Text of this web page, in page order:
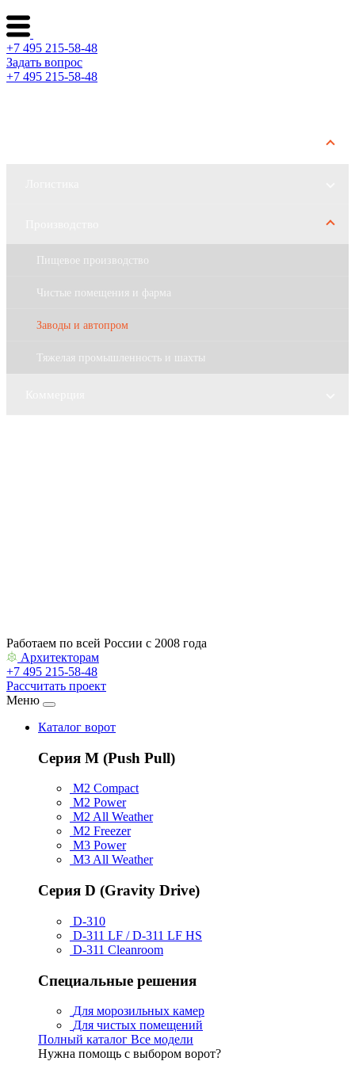
+7 495 215-58-48
Задать вопрос
+7 495 215-58-48
Пищевое производство
Чистые помещения и фарма
Заводы и автопром
Тяжелая промышленность и шахты
Работаем по всей России с 2008 года
Архитекторам
+7 495 215-58-48
Рассчитать проект
Меню
Каталог ворот
Серия M (Push Pull)
M2 Compact
M2 Power
M2 All Weather
M2 Freezer
M3 Power
M3 All Weather
Серия D (Gravity Drive)
D-310
D-311 LF / D-311 LF HS
D-311 Cleanroom
Специальные решения
Для морозильных камер
Для чистых помещений
Полный каталог Все модели
Нужна помощь с выбором ворот?